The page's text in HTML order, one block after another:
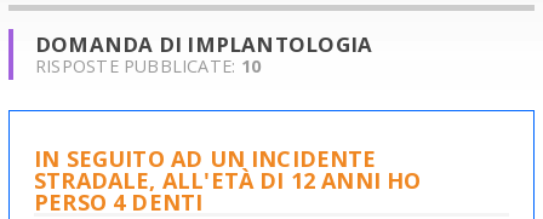
DOMANDA DI IMPLANTOLOGIA
RISPOSTE PUBBLICATE: 10
IN SEGUITO AD UN INCIDENTE
STRADALE, ALL'ETÀ DI 12 ANNI HO
PERSO 4 DENTI